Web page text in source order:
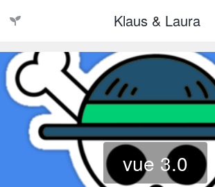
Klaus & Laura
vue 3.0